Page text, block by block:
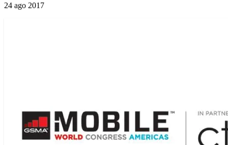
24 ago 2017